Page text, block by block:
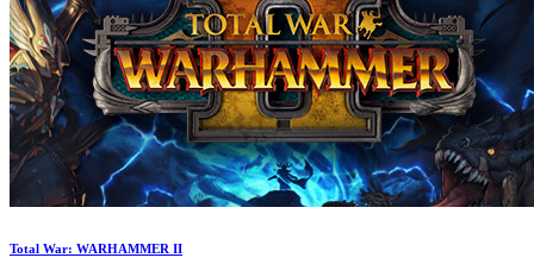
Total War: WARHAMMER II